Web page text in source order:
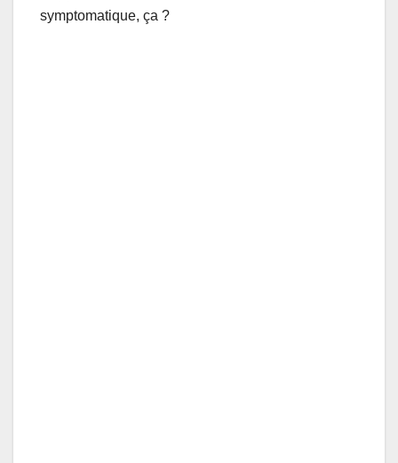
symptomatique, ça ?